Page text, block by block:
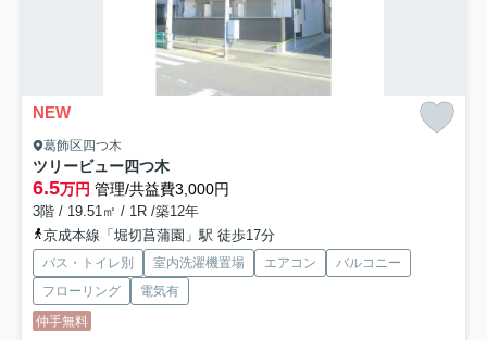
NEW
葛飾区四つ木
ツリービュー四つ木
6.5万円 管理/共益費3,000円
3階 / 19.51㎡ / 1R /築12年
京成本線「堀切菖蒲園」駅 徒歩17分
バス・トイレ別 室内洗濯機置場 エアコン
バルコニー
フローリング
電気有
仲手無料